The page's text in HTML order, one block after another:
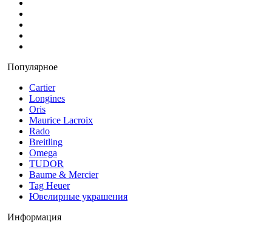
Популярное
Cartier
Longines
Oris
Maurice Lacroix
Rado
Breitling
Omega
TUDOR
Baume & Mercier
Tag Heuer
Ювелирные украшения
Информация